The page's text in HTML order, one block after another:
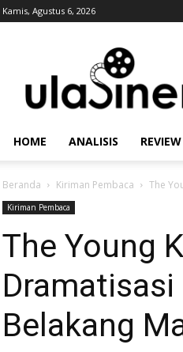
Kamis, Agustus 6, 2026
HOME ANALISIS
Beranda Kiriman Pembaca The
Kiriman Pembaca
The Young
Belakang